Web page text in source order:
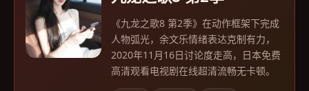
《九龙之歌8 第2季》在动作框架下完成
人物弧光，余文乐情绪表达克制有力，
2020年11月16日讨论度走高，日本免费
高清观看电视剧在线超清流畅无卡顿。